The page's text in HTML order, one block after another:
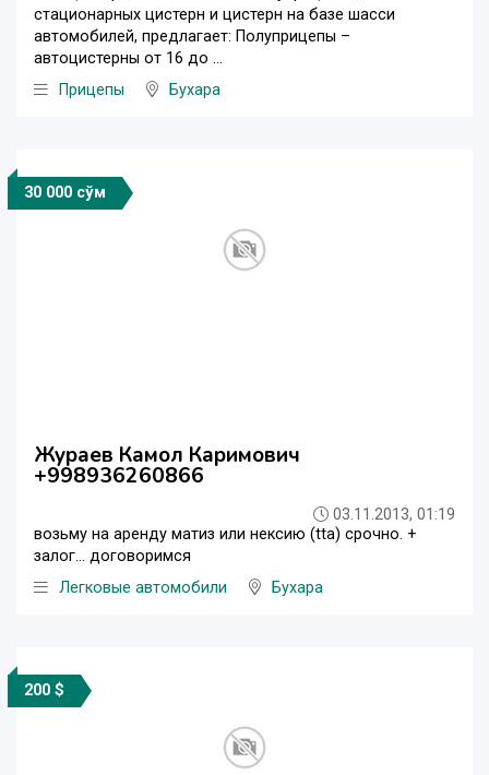
стационарных цистерн и цистерн на базе шасси
автомобилей, предлагает: Полуприцепы –
автоцистерны от 16 до ...
Прицепы
Бухара
30 000 сўм
Жураев Камол Каримович
+998936260866
03.11.2013, 01:19
возьму на аренду матиз или нексию (tta) срочно. +
залог... договоримся
Легковые автомобили
Бухара
200 $